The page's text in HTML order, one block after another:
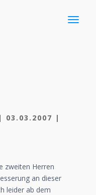
| 03.03.2007 |
zweiten Herren
an dieser
leider ab dem